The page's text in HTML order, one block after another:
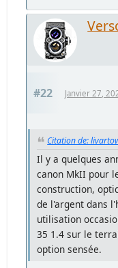
#22 Janvier 27,
Citation de:
Il y a quelques
canon MkII pour
construction,
de l'argent dans
utilisation
35 1.4 sur le
option sensée.